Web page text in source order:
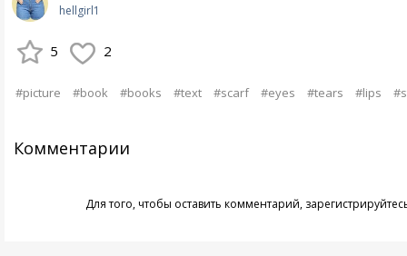
hellgirl1
5 2
#picture #book #books #text #scarf #eyes #tears #lips
Комментарии
Для того, чтобы оставить комментарий,